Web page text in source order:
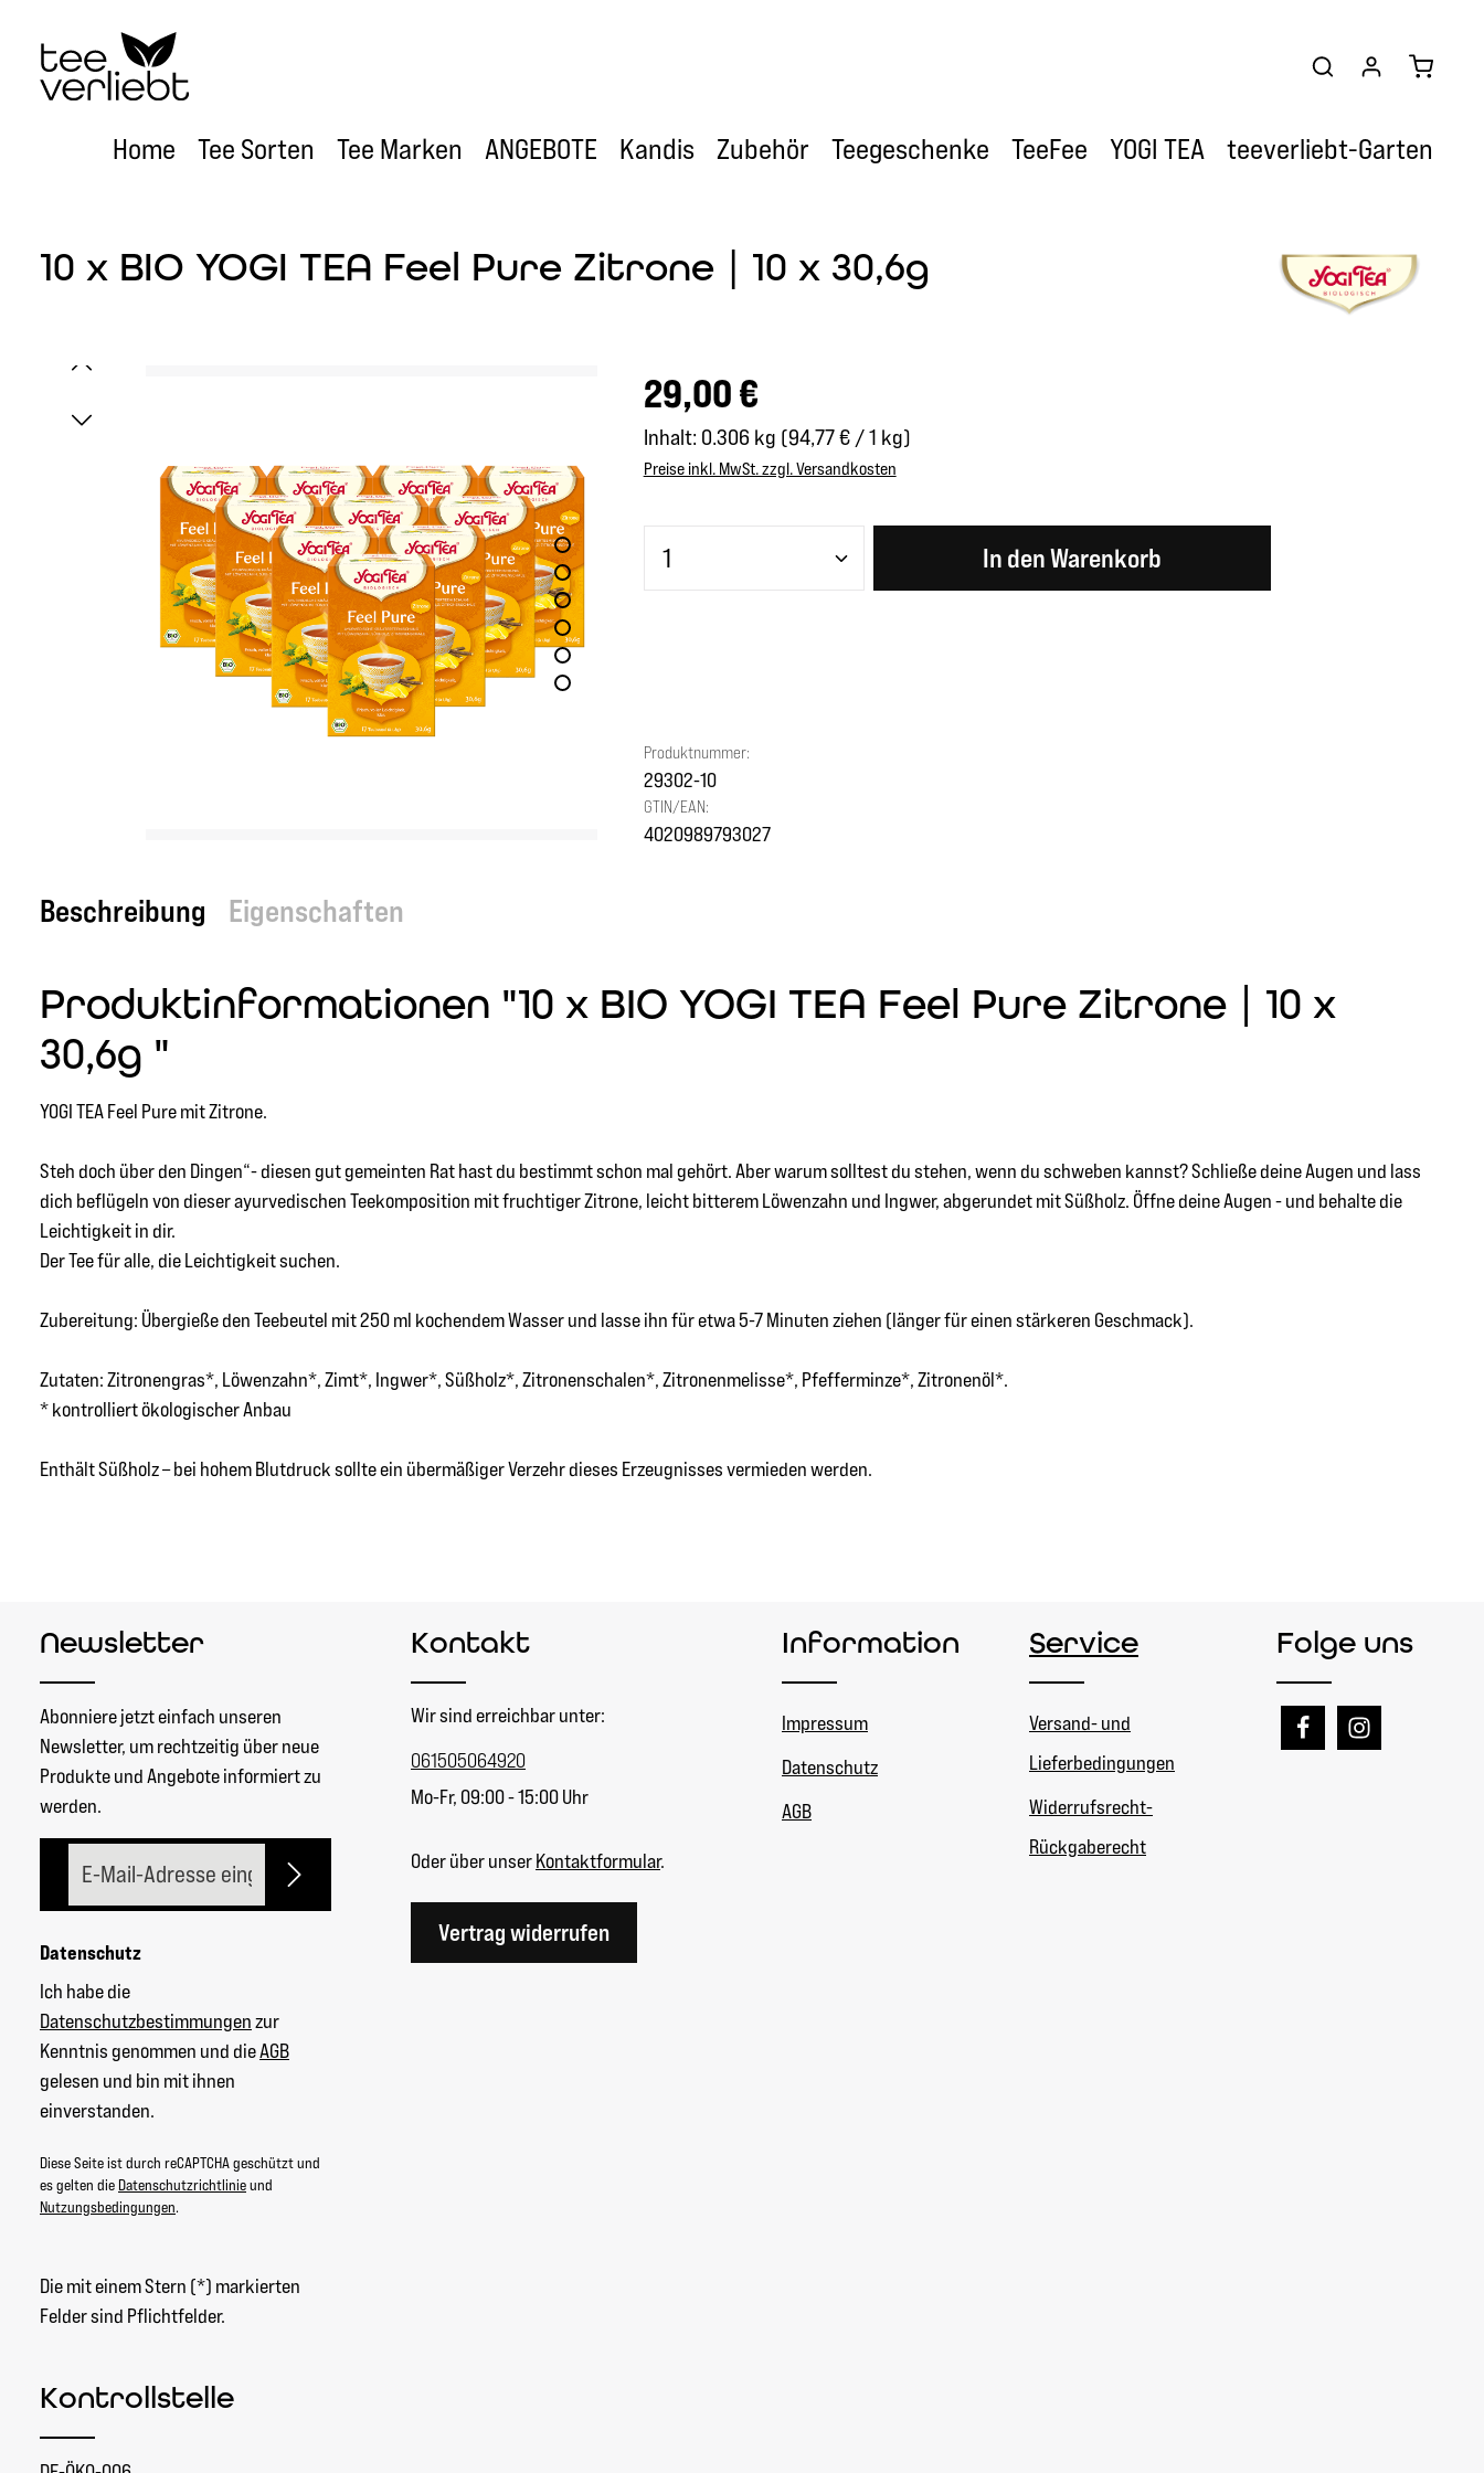
Hauptinhalt springen
Zur Hauptnavigation springen
Home Tee Sorten Tee Marken ANGEBOTE Kandis Zubehör Teegeschenke TeeFee YOGI TEA teeverliebt-Garten
10 x BIO YOGI TEA Feel Pure Zitrone | 10 x 30,6g
Regulärer Preis:
29,00 €
Inhalt: 0.306 kg (94,77 € / 1 kg)
Preise inkl. MwSt. zzgl. Versandkosten
Produkt Anzahl: Gib den gewünschten Wert ein oder benutze die Schaltflächen
In den Warenkorb
Produktnummer:
29302-10
GTIN/EAN:
4020989793027
Beschreibung Eigenschaften
Produktinformationen "10 x BIO YOGI TEA Feel Pure Zitrone | 10 x
30,6g "
YOGI TEA Feel Pure mit Zitrone.
Steh doch über den Dingen“- diesen gut gemeinten Rat hast du bestimmt schon mal gehört. Aber warum solltest du stehen, wenn du schweben kannst? Schließe deine Augen und lass
dich beflügeln von dieser ayurvedischen Teekomposition mit fruchtiger Zitrone, leicht bitterem Löwenzahn und Ingwer, abgerundet mit Süßholz. Öffne deine Augen - und behalte die
Leichtigkeit in dir.
Der Tee für alle, die Leichtigkeit suchen.
Zubereitung: Übergieße den Teebeutel mit 250 ml kochendem Wasser und lasse ihn für etwa 5-7 Minuten ziehen (länger für einen stärkeren Geschmack).
Zutaten: Zitronengras*, Löwenzahn*, Zimt*, Ingwer*, Süßholz*, Zitronenschalen*, Zitronenmelisse*, Pfefferminze*, Zitronenöl*.
* kontrolliert ökologischer Anbau
Enthält Süßholz – bei hohem Blutdruck sollte ein übermäßiger Verzehr dieses Erzeugnisses vermieden werden.
Newsletter
Abonniere jetzt einfach unseren
Newsletter, um rechtzeitig über neue
Produkte und Angebote informiert zu
werden.
Datenschutz
Ich habe die
Datenschutzbestimmungenzur
Kenntnis genommen und dieAGB
gelesen und bin mit ihnen
einverstanden.
Diese Seite ist durch reCAPTCHA geschützt und
es gelten die Datenschutzrichtlinieund
Nutzungsbedingungen.
Die mit einem Stern (*) markierten
Felder sind Pflichtfelder.
Kontakt
Wir sind erreichbar unter:
061505064920
Mo-Fr, 09:00 - 15:00 Uhr
Oder über unserKontaktformular.
Vertrag widerrufen
Information
Impressum
Datenschutz
AGB
Service
Versand- und
Lieferbedingungen
Widerrufsrecht-
Rückgaberecht
Folge uns
Kontrollstelle